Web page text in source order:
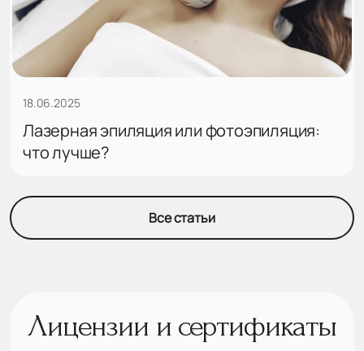
18.06.2025
Лазерная эпиляция или фотоэпиляция:
что лучше?
Все статьи
Лицензии и сертификаты